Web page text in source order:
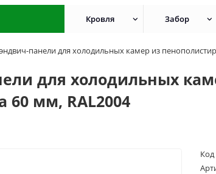
Кровля Забор
панели для холодильных камер из
для холодильных
мм, RAL2004
Код